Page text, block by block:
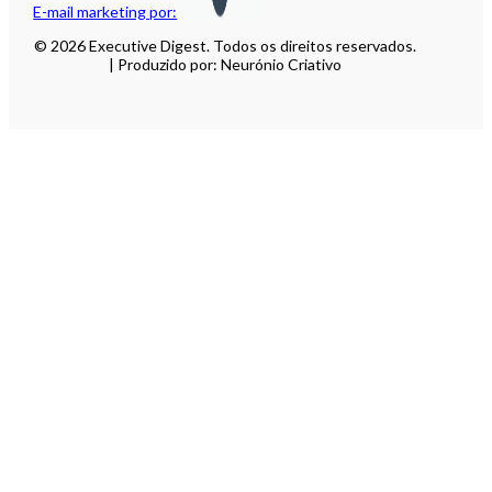
E-mail marketing por:
© 2026 Executive Digest. Todos os direitos reservados.
| Produzido por: Neurónio Criativo